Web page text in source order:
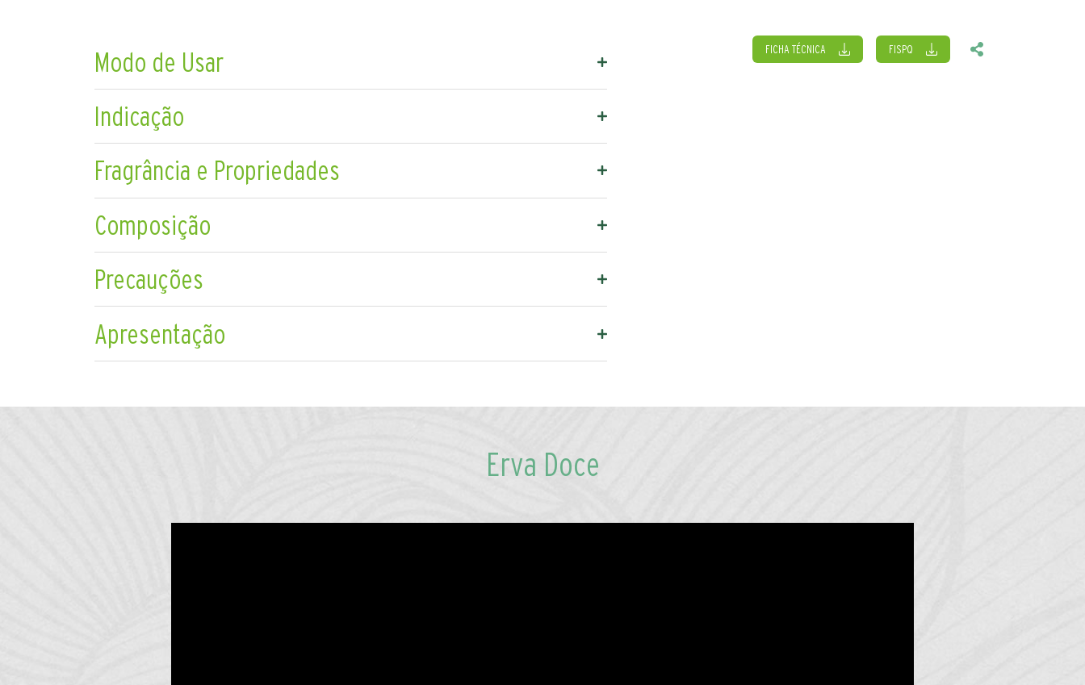
Modo de Usar
Indicação
Fragrância e Propriedades
Composição
Precauções
Apresentação
FICHA TÉCNICA FISPQ
Erva Doce